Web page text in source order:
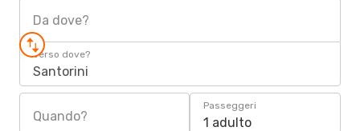
Da dove?
Verso dove?
Santorini
Quando?
Passeggeri
1 adulto